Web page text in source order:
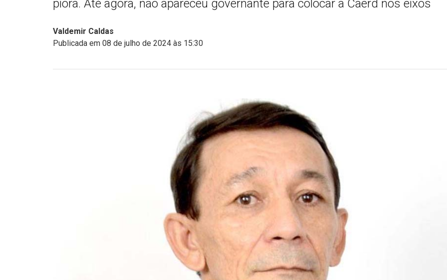
piora. Até agora, não apareceu governante para colocar a Caerd nos eixos
Valdemir Caldas
Publicada em 08 de julho de 2024 às 15:30